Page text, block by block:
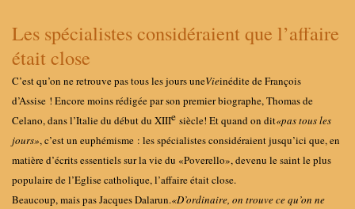
Les spécialistes considéraient que l’affaire
était close
C’est qu’on ne retrouve pas tous les jours uneVieinédite de François
d’Assise ! Encore moins rédigée par son premier biographe, Thomas de
Celano, dans l’Italie du début du XIIIe siècle! Et quand on dit«pas tous les
jours», c’est un euphémisme : les spécialistes considéraient jusqu’ici que, en
matière d’écrits essentiels sur la vie du «Poverello», devenu le saint le plus
populaire de l’Eglise catholique, l’affaire était close.
Beaucoup, mais pas Jacques Dalarun.«D’ordinaire, on trouve ce qu’on ne